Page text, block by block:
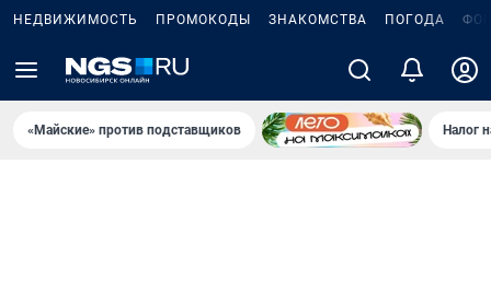
НЕДВИЖИМОСТЬ ПРОМОКОДЫ ЗНАКОМСТВА ПОГОДА
«Майские» против подставщиков Налог